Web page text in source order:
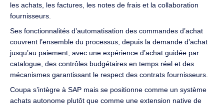
les achats, les factures, les notes de frais et la collaboration
fournisseurs.
Ses fonctionnalités d’automatisation des commandes d’achat
couvrent l’ensemble du processus, depuis la demande d’achat
jusqu’au paiement, avec une expérience d’achat guidée par
catalogue, des contrôles budgétaires en temps réel et des
mécanismes garantissant le respect des contrats fournisseurs.
Coupa s’intègre à SAP mais se positionne comme un système
achats autonome plutôt que comme une extension native de